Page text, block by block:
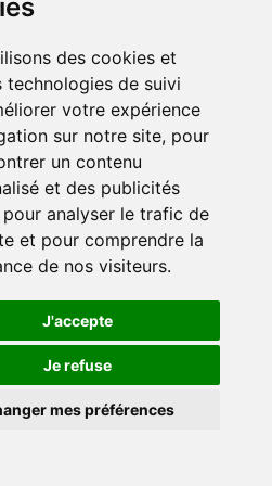
des cookies et
technologies de suivi
votre expérience
sur notre site, pour
un contenu
et des publicités
analyser le trafic de
et pour comprendre la
de nos visiteurs.
J'accepte
Je refuse
mes préférences